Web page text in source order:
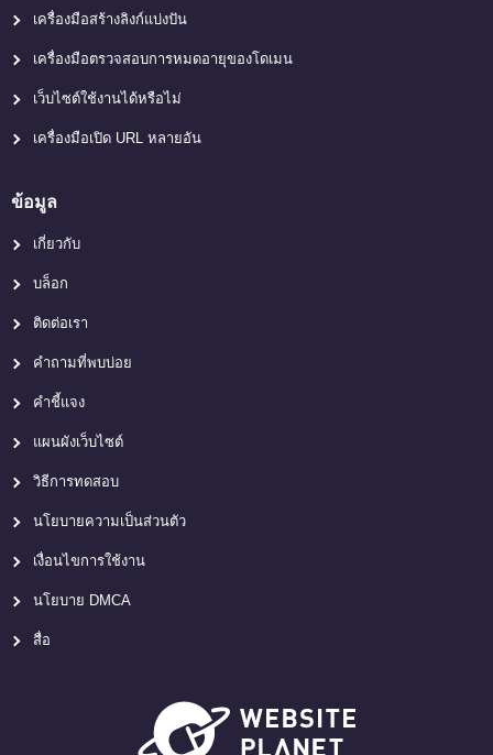
เครื่องมือสร้างลิงก์แบ่งปัน
เครื่องมือตรวจสอบการหมดอายุของโดเมน
เว็บไซต์ใช้งานได้หรือไม่
เครื่องมือเปิด URL หลายอัน
ข้อมูล
เกี่ยวกับ
บล็อก
ติดต่อเรา
คำถามที่พบบ่อย
คำชี้แจง
แผนผังเว็บไซต์
วิธีการทดสอบ
นโยบายความเป็นส่วนตัว
เงื่อนไขการใช้งาน
นโยบาย DMCA
สื่อ